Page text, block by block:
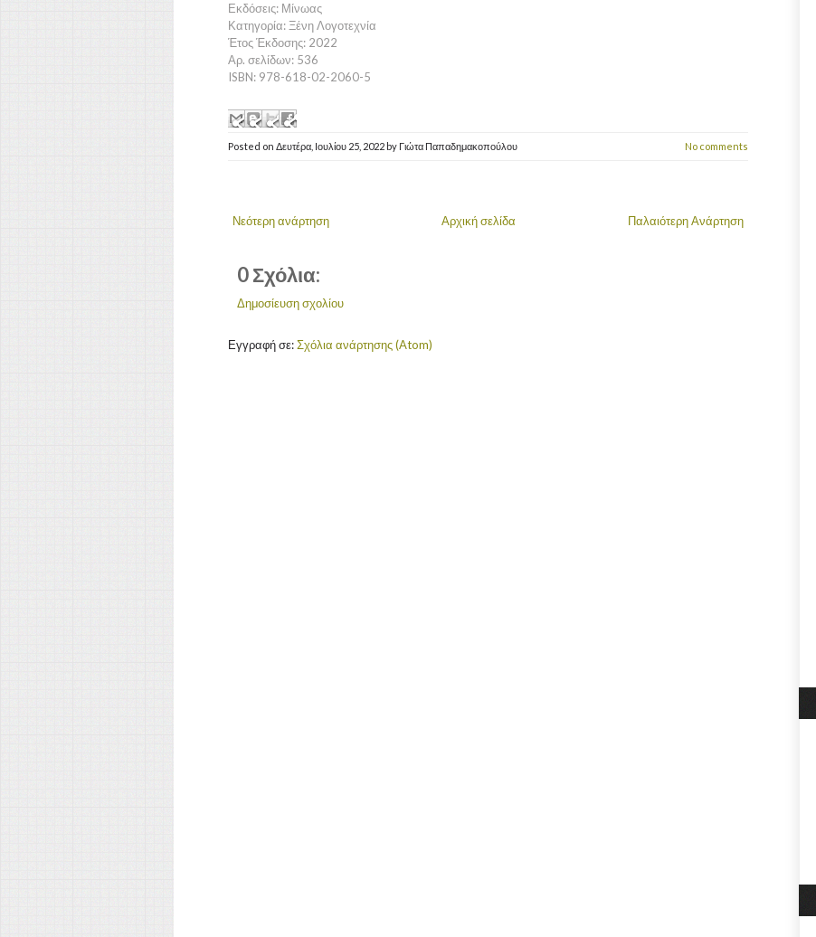
Εκδόσεις: Μίνωας
Κατηγορία: Ξένη Λογοτεχνία
Έτος Έκδοσης: 2022
Αρ. σελίδων: 536
ISBN: 978-618-02-2060-5
Posted on Δευτέρα, Ιουλίου 25, 2022 by Γιώτα Παπαδημακοπούλου No comments
Νεότερη ανάρτηση Παλαιότερη Ανάρτηση
Αρχική σελίδα
0 Σχόλια:
Δημοσίευση σχολίου
Εγγραφή σε:Σχόλια ανάρτησης (Atom)